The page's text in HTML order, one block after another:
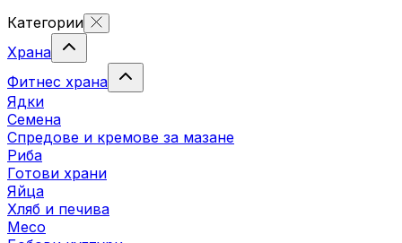
Категории
Храна
Фитнес храна
Ядки
Семена
Спредове и кремове за мазане
Риба
Готови храни
Яйца
Хляб и печива
Месо